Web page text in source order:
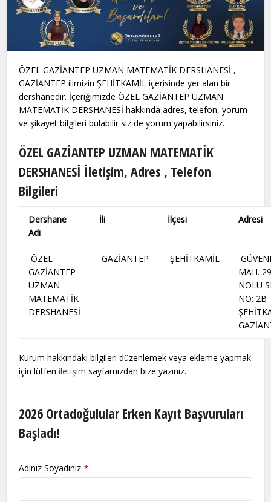
ÖZEL GAZİANTEP UZMAN MATEMATİK DERSHANESİ ,
GAZİANTEP ilimizin ŞEHİTKAMİL içerisinde yer alan bir
dershanedir. İçeriğimizde ÖZEL GAZİANTEP UZMAN
MATEMATİK DERSHANESİ hakkında adres, telefon, yorum
ve şikayet bilgileri bulabilir siz de yorum yapabilirsiniz.
ÖZEL GAZİANTEP UZMAN MATEMATİK
DERSHANESİ İletişim, Adres , Telefon
Bilgileri
Dershane
Adı
İli İlçesi Adresi
ÖZEL
GAZİANTEP
UZMAN
MATEMATİK
DERSHANESİ
GAZİANTEP ŞEHİTKAMİL
MAH.
NOLU
NO: 2B
Kurum hakkındaki bilgileri düzenlemek veya ekleme yapmak
için lütfeniletişim sayfamızdan bize yazınız.
2026 Ortadoğulular Erken Kayıt Başvuruları
Başladı!
Adınız Soyadınız *